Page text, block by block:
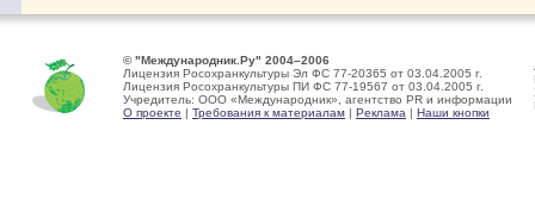
© "Международник.Ру" 2004–2006
Лицензия Росохранкультуры Эл ФС 77-20365 от 03.04.2005 г.
Лицензия Росохранкультуры ПИ ФС 77-19567 от 03.04.2005 г.
Учредитель: ООО «Международник», агентство PR и информации
О проекте | Требования к материалам | Реклама | Наши кнопки